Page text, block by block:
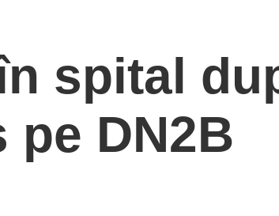
spital
DN2B